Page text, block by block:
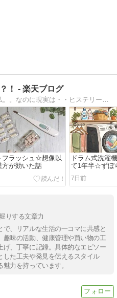
！ - 楽天ブログ
優しいママになるはずだった私。。なのに現実は・・ヒステリーな鬼ママ。出会った１冊の育児書。 答えは自分の中にある。 毎日の育児でコーチング実践中です！
フラッシュ☆想像以
方が効いた話
ドラム式洗濯
て1年半☆ずぼ
ンテ方法、ほ
た
7日前
りする文章力
、リアルな生活の一コマに共感と
味の活動、健康管理や買い物の工
げ、丁寧に記録。具体的なエピソー
した工夫や発見を伝えるスタイル
力を持っています。